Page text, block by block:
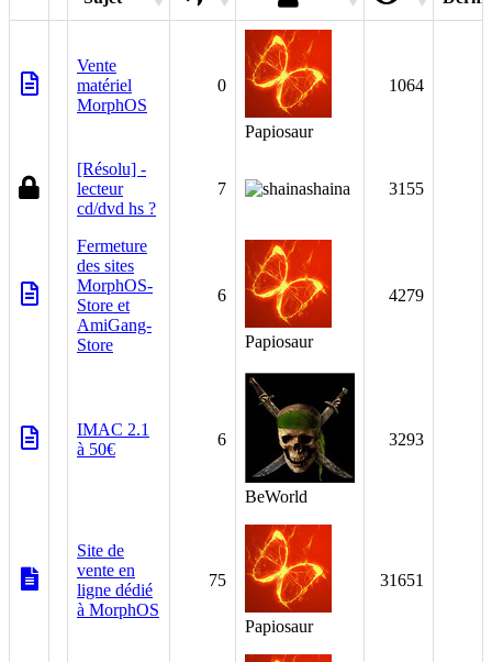
Vente
matériel
MorphOS
0
Papiosaur
1064
[Résolu] -
lecteur
cd/dvd hs ?
7 shaina 3155
Fermeture
des sites
MorphOS-
Store et
AmiGang-
Store
6
Papiosaur
4279
IMAC 2.1
à 50€
6
BeWorld
3293
Site de
vente en
ligne dédié
à MorphOS
75
Papiosaur
31651